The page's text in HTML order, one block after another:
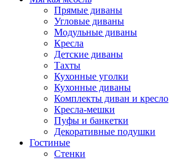
Прямые диваны
Угловые диваны
Модульные диваны
Кресла
Детские диваны
Тахты
Кухонные уголки
Кухонные диваны
Комплекты диван и кресло
Кресла-мешки
Пуфы и банкетки
Декоративные подушки
Гостиные
Стенки